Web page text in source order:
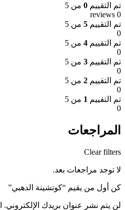
تم التقييم 0 من 5
0 reviews
تم التقييم 5 من 5
0
تم التقييم 4 من 5
0
تم التقييم 3 من 5
0
تم التقييم 2 من 5
0
تم التقييم 1 من 5
0
المراجعات
Clear filters
لا توجد مراجعات بعد.
كن أول من يقيم “كوتشينة الدهبي”
لن يتم نشر عنوان بريدك الإلكتروني.